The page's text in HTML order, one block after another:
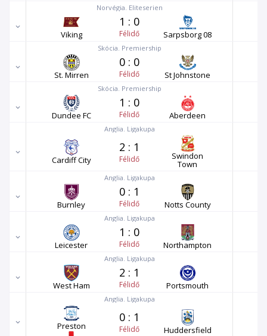
Norvégia. Eliteserien
Viking
1 : 0
Félidő Sarpsborg 08
Skócia. Premiership
St. Mirren
0 : 0
Félidő St Johnstone
Skócia. Premiership
Dundee FC
1 : 0
Félidő Aberdeen
Anglia. Ligakupa
Cardiff City
2 : 1
Félidő Swindon
Town
Anglia. Ligakupa
Burnley
0 : 1
Félidő Notts County
Anglia. Ligakupa
Leicester
1 : 0
Félidő Northampton
Anglia. Ligakupa
West Ham
2 : 1
Félidő Portsmouth
Anglia. Ligakupa
Preston
0 : 1
Félidő Huddersfield